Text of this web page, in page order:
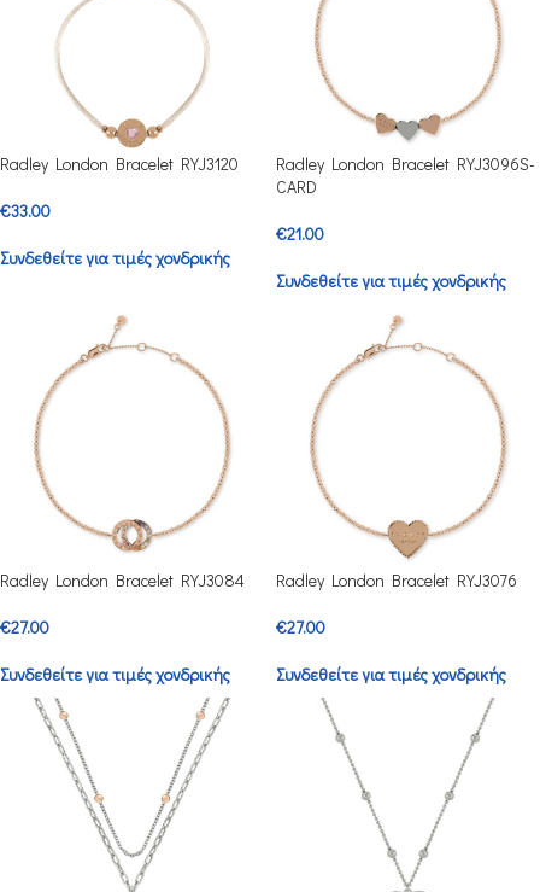
Radley London Bracelet RYJ3120
€33.00
Συνδεθείτε για τιμές χονδρικής
Radley London Bracelet RYJ3096S-
CARD
€21.00
Συνδεθείτε για τιμές χονδρικής
Radley London Bracelet RYJ3084
€27.00
Συνδεθείτε για τιμές χονδρικής
Radley London Bracelet RYJ3076
€27.00
Συνδεθείτε για τιμές χονδρικής